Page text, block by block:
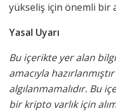
yükseliş için önemli bir
Yasal Uyarı
Bu içerikte yer alan
amacıyla
algılanmamalıdır. Bu
bir kripto varlık için